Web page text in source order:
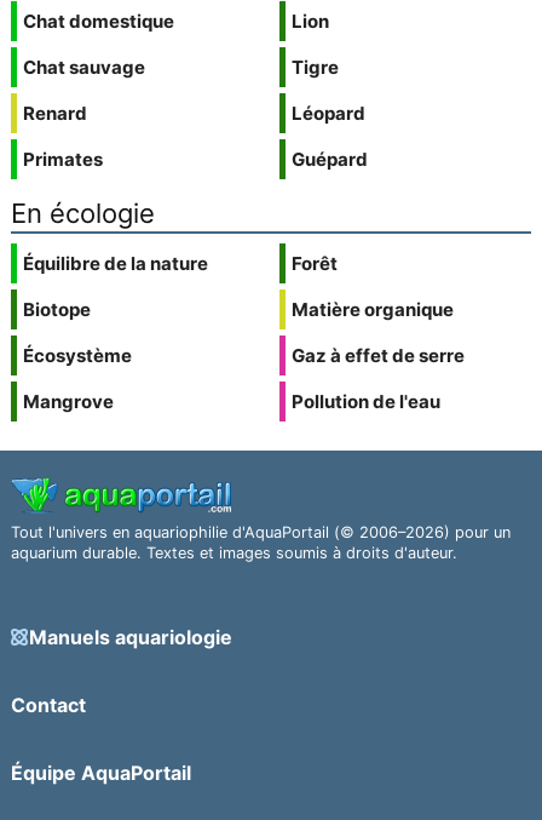
Chat domestique
Chat sauvage
Renard
Primates
Lion
Tigre
Léopard
Guépard
En écologie
Équilibre de la nature
Biotope
Écosystème
Mangrove
Forêt
Matière organique
Gaz à effet de serre
Pollution de l'eau
Tout l'univers en aquariophilie d'AquaPortail (© 2006–2026) pour un
aquarium durable. Textes et images soumis à droits d'auteur.
Manuels aquariologie
Contact
Équipe AquaPortail